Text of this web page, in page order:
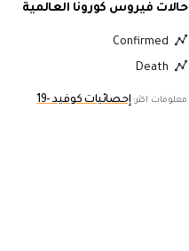
حالات فيروس كورونا العالمية
Confirmed
Death
معلومات اكثر: إحصائيات كوفيد -19